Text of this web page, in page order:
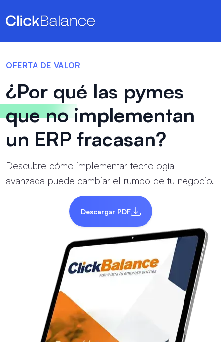
OFERTA DE VALOR
¿Por qué las pymes
que noimplementan
un ERP fracasan?
Descubre cómo implementar tecnología
avanzada puede cambiar el rumbo de tu negocio.
Descargar PDF